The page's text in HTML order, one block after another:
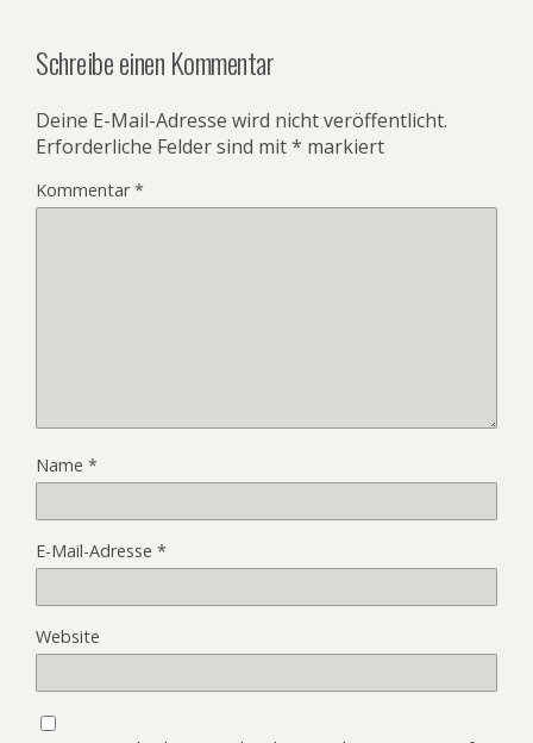
Schreibe einen Kommentar
Deine E-Mail-Adresse wird nicht veröffentlicht.
Erforderliche Felder sind mit* markiert
Kommentar*
Name *
E-Mail-Adresse *
Website